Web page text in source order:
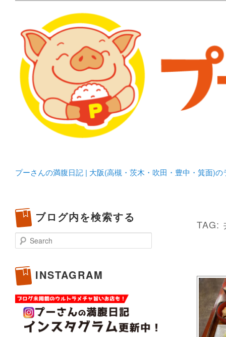
プーさんの満腹日記 |
豊中・箕面)のランチ＆
化してます。
プーさんの満腹日記 | 大阪(高槻・茨木・吹田・豊中・箕面)
TAG:
ブログ内を検索する
Search
INSTAGRAM